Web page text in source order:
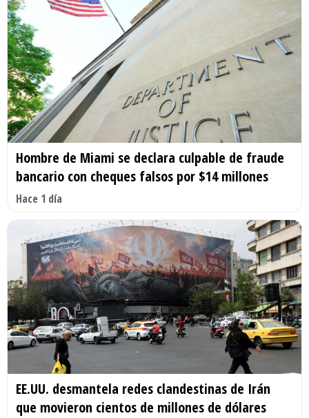
Hombre de Miami se declara culpable de fraude
bancario con cheques falsos por $14 millones
Hace 1 día
EE.UU. desmantela redes clandestinas de Irán
que movieron cientos de millones de dólares